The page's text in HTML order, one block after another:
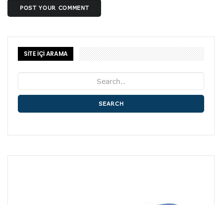
POST YOUR COMMENT
SİTE İÇİ ARAMA
SEARCH